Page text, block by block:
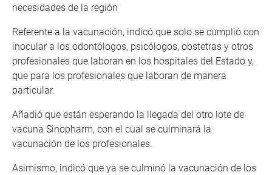
necesidades de la región
Referente a la vacunación, indicó que solo se cumplió con
inocular a los odontólogos, psicólogos, obstetras y otros
profesionales que laboran en los hospitales del Estado y,
que para los profesionales que laboran de manera
particular.
Añadió que están esperando la llegada del otro lote de
vacuna Sinopharm, con el cual se culminará la
vacunación de los profesionales.
Asimismo, indicó que ya se culminó la vacunación de los